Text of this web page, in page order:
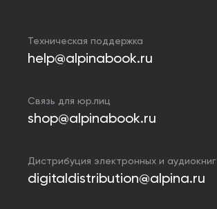
Техническая поддержка
help@alpinabook.ru
Связь для юр.лиц
shop@alpinabook.ru
Дистрибуция электронных и аудиокниг
digitaldistribution@alpina.ru